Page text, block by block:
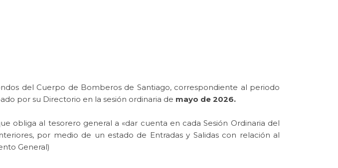
del Cuerpo de Bomberos de Santiago, correspondiente al periodo
por su Directorio en la sesión ordinaria de mayo de 2026.
obliga al tesorero general a «dar cuenta en cada Sesión Ordinaria del
por medio de un estado de Entradas y Salidas con relación al
General)